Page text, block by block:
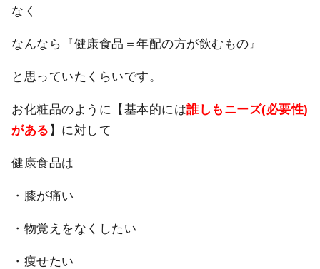
なく
なんなら『健康食品＝年配の方が飲むもの』
と思っていたくらいです。
お化粧品のように【基本的には誰しもニーズ(必要性)
がある 】に対して
健康食品は
・膝が痛い
・物覚えをなくしたい
・痩せたい